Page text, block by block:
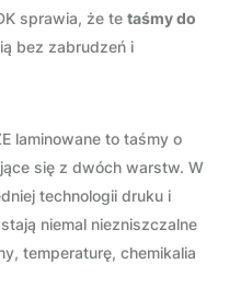
sprawia, że te taśmy do
bez zabrudzeń i
laminowane to taśmy o
się z dwóch warstw. W
technologii druku i
niemal niezniszczalne
temperaturę, chemikalia